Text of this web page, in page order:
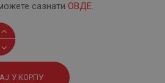
сазнати ОВДE.
У КОРПУ